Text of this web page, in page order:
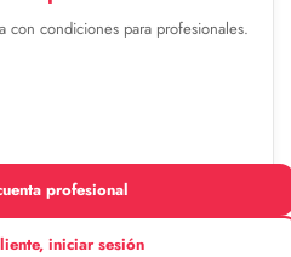
con condiciones para profesionales.
profesional
iniciar sesión